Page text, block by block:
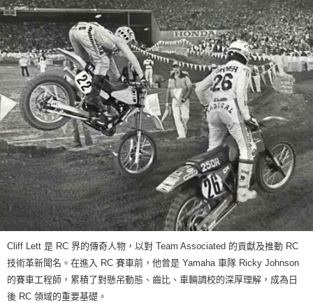
Cliff Lett 是 RC 界的傳奇人物，以對 Team Associated 的貢獻及推動 RC
技術革新聞名。在進入 RC 賽車前，他曾是 Yamaha 車隊 Ricky Johnson
的賽車工程師，累積了對懸吊動態、齒比、車輛調校的深厚理解，成為日
後 RC 領域的重要基礎。